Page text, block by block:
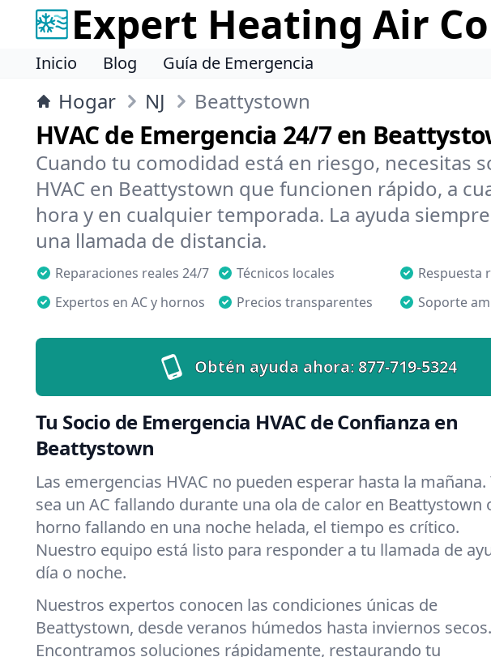
Expert Heating Air
Inicio Blog Guía de Emergencia
Hogar NJ Beattystown
HVAC de Emergencia 24/7 en
Cuando tu comodidad está en riesgo, necesitas
HVAC en Beattystown que funcionen rápido, a
hora y en cualquier temporada. La ayuda
una llamada de distancia.
Reparaciones reales 24/7 Técnicos locales
Respuesta
Expertos en AC y hornos
Precios transparentes Soporte
Obtén ayuda ahora:877-719-5324
Tu Socio de Emergencia HVAC de Confianza en
Beattystown
Las emergencias HVAC no pueden esperar hasta la mañana.
sea un AC fallando durante una ola de calor en Beattystown
horno fallando en una noche helada, el tiempo es crítico.
Nuestro equipo está listo para responder a tu llamada de
día o noche.
Nuestros expertos conocen las condiciones únicas de
Beattystown, desde veranos húmedos hasta inviernos secos.
Encontramos soluciones rápidamente, restaurando tu